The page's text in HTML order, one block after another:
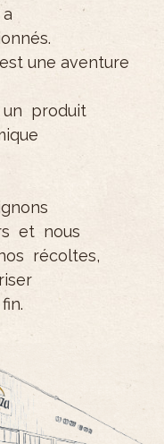
une aventure
un produit
et nous
récoltes,